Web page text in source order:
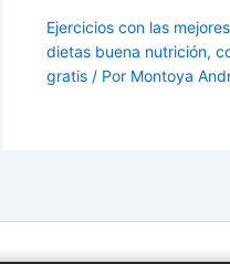
Ejercicios con las
dietas buena nutrición,
gratis / Por Montoya